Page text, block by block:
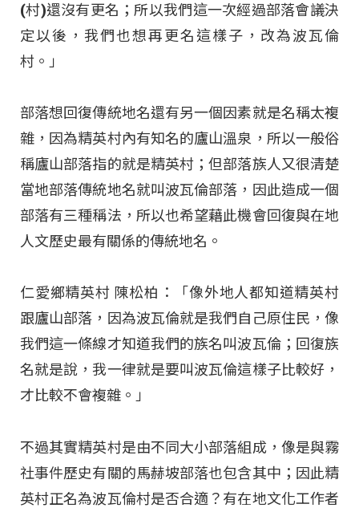
(村)還沒有更名；所以我們這一次經過部落會議決
定以後，我們也想再更名這樣子，改為波瓦倫
村。」
部落想回復傳統地名還有另一個因素就是名稱太複
雜，因為精英村內有知名的廬山溫泉，所以一般俗
稱廬山部落指的就是精英村；但部落族人又很清楚
當地部落傳統地名就叫波瓦倫部落，因此造成一個
部落有三種稱法，所以也希望藉此機會回復與在地
人文歷史最有關係的傳統地名。
仁愛鄉精英村 陳松柏：「像外地人都知道精英村
跟廬山部落，因為波瓦倫就是我們自己原住民，像
我們這一條線才知道我們的族名叫波瓦倫；回復族
名就是說，我一律就是要叫波瓦倫這樣子比較好，
才比較不會複雜。」
不過其實精英村是由不同大小部落組成，像是與霧
社事件歷史有關的馬赫坡部落也包含其中；因此精
英村正名為波瓦倫村是否合適？有在地文化工作者